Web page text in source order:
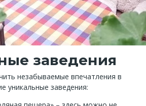
заведения
незабываемые впечатления в
уникальные заведения: